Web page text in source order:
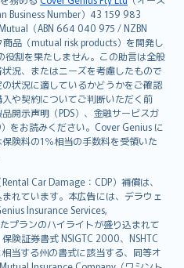
Business Number）43 159 983
（ABN 664 040 975 / NZBN
品（mutual risk products）を開発し
役割を果たしません。この助言は全般
況、またはニーズを考慮したもので
状況に適しているかどうかをご確認
や契約についてご判断いただく前
開示声明（PDS）、金融サービスガ
をお読みください。Cover Genius に
険料の1％相当の手数料を受領いた
Car Damage：CDP）補償は、
れています。本広告には、デラウェ
Insurance Services,
プランのハイライトが盛り込まれて
険証券書式 NSIGTC 2000、NSHTC
当する州の書式に該当する、同等オ